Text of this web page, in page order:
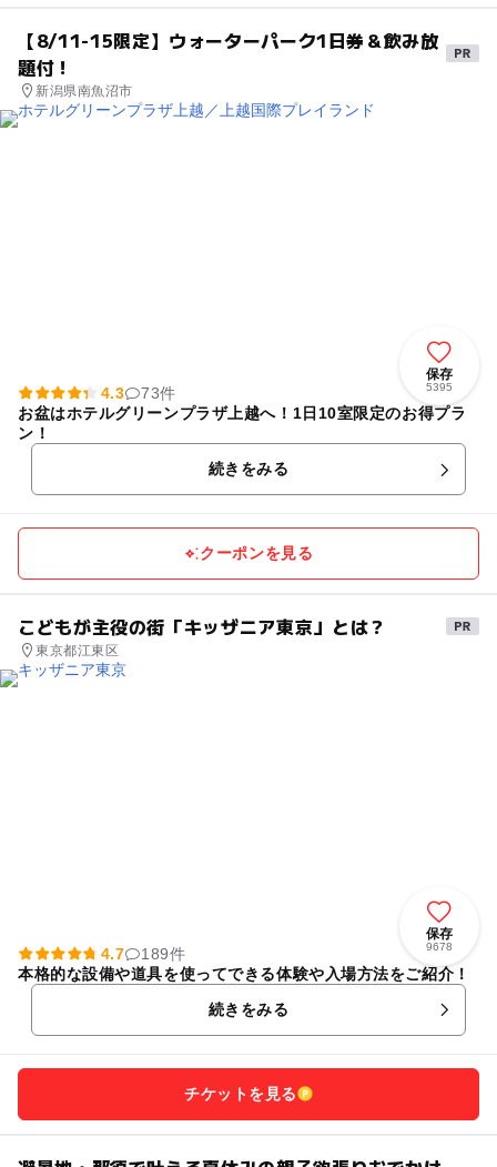
【8/11-15限定】ウォーターパーク1日券＆飲み放
題付！
新潟県南魚沼市
保存
5395
4.3
73件
お盆はホテルグリーンプラザ上越へ！1日10室限定のお得プラ
ン！
続きをみる
クーポンを見る
こどもが主役の街「キッザニア東京」とは？
東京都江東区
保存
9678
4.7
189件
本格的な設備や道具を使ってできる体験や入場方法をご紹介！
続きをみる
チケットを見る